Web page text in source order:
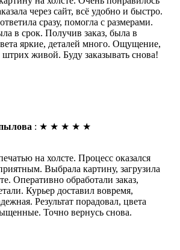
через сайт, всё удобно и быстро.
сразу, помогла с размерами.
в срок. Получив заказ, была в
яркие, деталей много. Ощущение,
живой. Буду заказывать снова!
: ★ ★ ★ ★ ★
на холсте. Процесс оказался
Выбрала картину, загрузила
Оперативно обработали заказ,
Курьер доставил вовремя,
Результат порадовал, цвета
Точно вернусь снова.